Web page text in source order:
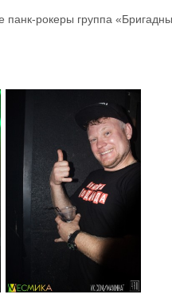
панк-рокеры группа